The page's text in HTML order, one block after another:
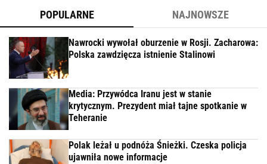
POPULARNE NAJNOWSZE
Nawrocki wywołał oburzenie w Rosji. Zacharowa:
Polska zawdzięcza istnienie Stalinowi
Media: Przywódca Iranu jest w stanie
krytycznym. Prezydent miał tajne spotkanie w
Teheranie
Polak leżał u podnóża Śnieżki. Czeska policja
ujawniła nowe informacje